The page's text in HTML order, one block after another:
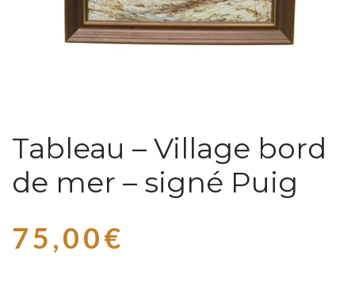
Tableau – Village bord
de mer – signé Puig
75,00€